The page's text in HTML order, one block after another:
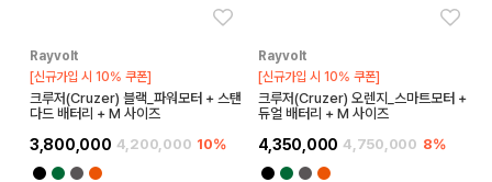
Rayvolt
[신규가입 시 10% 쿠폰]
크루저(Cruzer) 블랙_파워모터 + 스탠
다드 배터리 + M 사이즈
3,800,000 4,200,000 10%
Rayvolt
[신규가입 시 10% 쿠폰]
크루저(Cruzer) 오렌지_스마트모터 +
듀얼 배터리 + M 사이즈
4,350,000 4,750,000 8%